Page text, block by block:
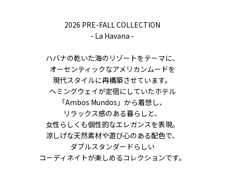
2026 PRE-FALL COLLECTION
- La Havana -
ハバナの乾いた海のリゾートをテーマに、
オーセンティックなアメリカンムードを
現代スタイルに再構築させています。
ヘミングウェイが定宿にしていたホテル
「Ambos Mundos」から着想し、
リラックス感のある暮らしと、
女性らしくも個性的なエレガンスを表現。
涼しげな天然素材や遊び心のある配色で、
ダブルスタンダードらしい
コーディネイトが楽しめるコレクションです。